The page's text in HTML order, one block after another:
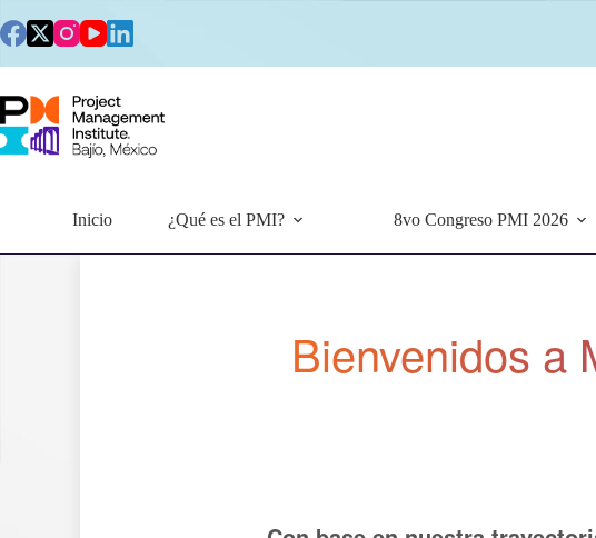
al
contenido
Inicio ¿Qué es el PMI? 8vo Congreso PMI 2026
Bienvenidos a